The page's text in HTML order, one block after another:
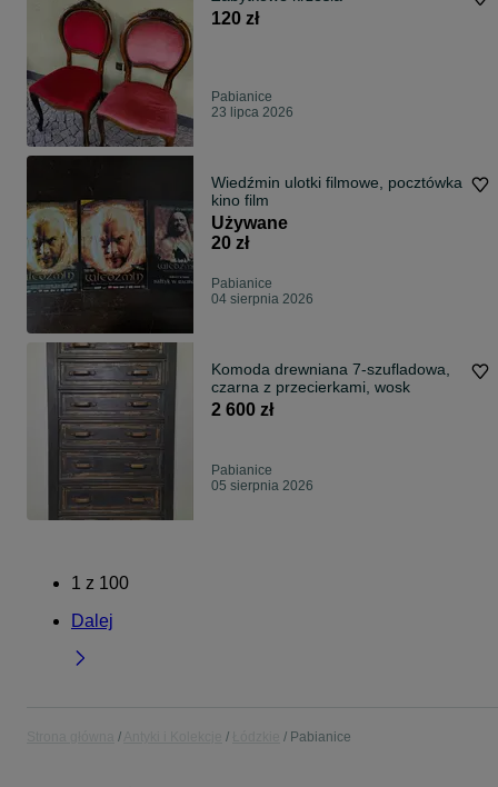
120 zł
Pabianice
23 lipca 2026
Wiedźmin ulotki filmowe, pocztówka
kino film
Używane
20 zł
Pabianice
04 sierpnia 2026
Komoda drewniana 7-szufladowa,
czarna z przecierkami, wosk
2 600 zł
Pabianice
05 sierpnia 2026
1 z 100
Dalej
Pabianice